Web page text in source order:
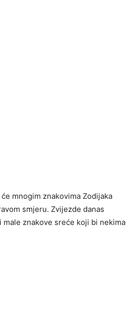
mnogim znakovima Zodijaka
smjeru. Zvijezde danas
znakove sreće koji bi nekima